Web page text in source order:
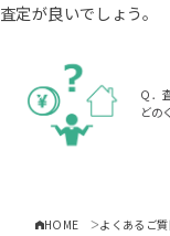
早く
お悩み別売却方法
査定が良いでしょう。
Ｑ．
どの
HOME よくあるご